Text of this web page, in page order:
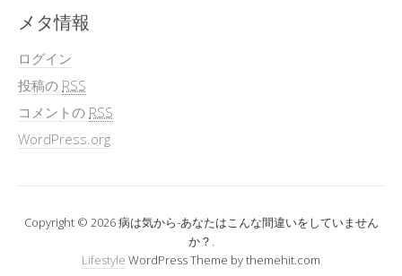
メタ情報
ログイン
投稿の RSS
コメントの RSS
WordPress.org
Copyright © 2026 病は気から-あなたはこんな間違いをしていません
か？.
Lifestyle WordPress Theme by themehit.com